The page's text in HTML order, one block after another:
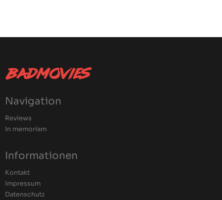
Navigation
Reviews
In memoriam
Informationen
Kontakt
Impressum
Datenschutz